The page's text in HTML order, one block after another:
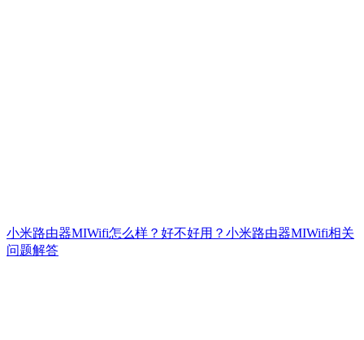
小米路由器MIWifi怎么样？好不好用？小米路由器MIWifi相关
问题解答